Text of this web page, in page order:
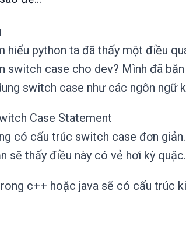
hiểu python ta đã thấy một điều
switch case cho dev? Mình đã
switch case như các ngôn ngữ
Case Statement
có cấu trúc switch case đơn
sẽ thấy điều này có vẻ hơi kỳ quặc.
c++ hoặc java sẽ có cấu trúc